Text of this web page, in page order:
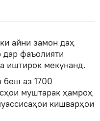
айни замон даҳ
фаъолияти
иштирок мекунанд.
беш аз 1700
муштарак ҳамроҳ
кишварҳои